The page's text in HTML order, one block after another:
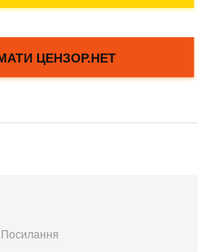
Посилання